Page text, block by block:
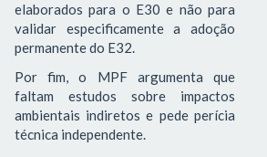
elaborados para o E30 e não para
validar especificamente a adoção
permanente do E32.
Por fim, o MPF argumenta que
faltam estudos sobre impactos
ambientais indiretos e pede perícia
técnica independente.